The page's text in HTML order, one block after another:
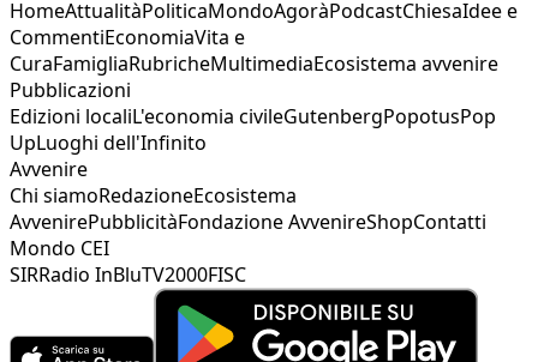
HomeAttualitàPoliticaMondoAgoràPodcastChiesaIdee e
CommentiEconomiaVita e
CuraFamigliaRubricheMultimediaEcosistema avvenire
Pubblicazioni
Edizioni localiL'economia civileGutenbergPopotusPop
UpLuoghi dell'Infinito
Avvenire
Chi siamoRedazioneEcosistema
AvvenirePubblicitàFondazione AvvenireShopContatti
Mondo CEI
SIRRadio InBluTV2000FISC